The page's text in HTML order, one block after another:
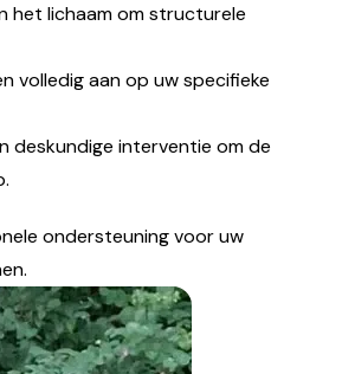
het lichaam om structurele
volledig aan op uw specifieke
deskundige interventie om de
ondersteuning voor uw